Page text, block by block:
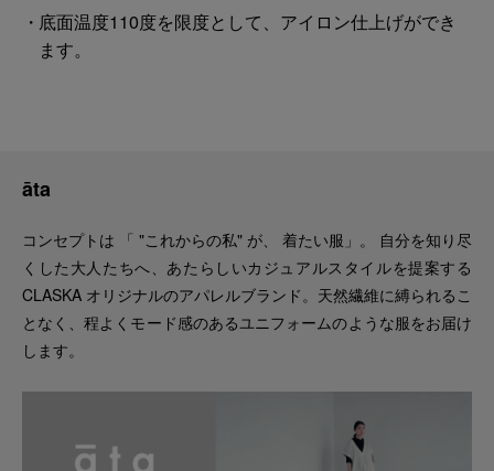
底面温度110度を限度として、アイロン仕上げができ
ます。
āta
コンセプトは 「 "これからの私" が、 着たい服」。 自分を知り尽
くした大人たちへ、あたらしいカジュアルスタイルを提案する
CLASKA オリジナルのアパレルブランド。天然繊維に縛られるこ
となく、程よくモード感のあるユニフォームのような服をお届け
します。